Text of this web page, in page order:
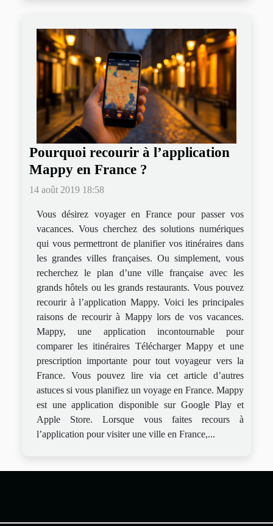
Pourquoi recourir à l’application
Mappy en France ?
14 août 2019 18:58
Vous désirez voyager en France pour passer vos
vacances. Vous cherchez des solutions numériques
qui vous permettront de planifier vos itinéraires dans
les grandes villes françaises. Ou simplement, vous
recherchez le plan d’une ville française avec les
grands hôtels ou les grands restaurants. Vous pouvez
recourir à l’application Mappy. Voici les principales
raisons de recourir à Mappy lors de vos vacances.
Mappy, une application incontournable pour
comparer les itinéraires Télécharger Mappy et une
prescription importante pour tout voyageur vers la
France. Vous pouvez lire via cet article d’autres
astuces si vous planifiez un voyage en France. Mappy
est une application disponible sur Google Play et
Apple Store. Lorsque vous faites recours à
l’application pour visiter une ville en France,...